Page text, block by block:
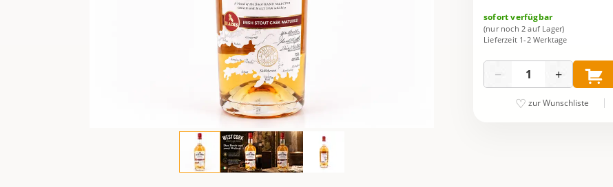
sofort verfügbar
(nur noch 2 auf Lager)
Lieferzeit 1-2 Werktage
− +
zur Wunschliste